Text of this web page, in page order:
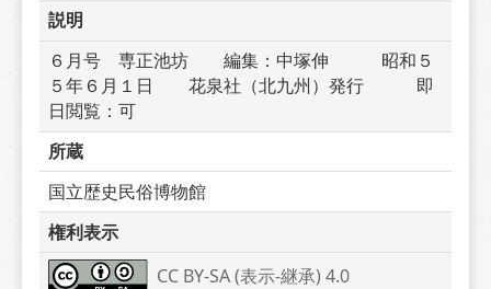
説明
６月号　専正池坊　　編集：中塚伸　　　昭和５
５年６月１日　　花泉社（北九州）発行　　　即
日閲覧：可
所蔵
国立歴史民俗博物館
権利表示
CC BY-SA (表示-継承) 4.0